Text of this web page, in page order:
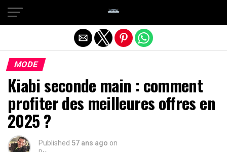
MODE
Kiabi seconde main : comment
profiter des meilleures offres en
2025 ?
Published 57 ans ago on
Quitter la version mobile